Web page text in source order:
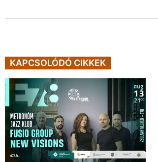
KAPCSOLÓDÓ CIKKEK